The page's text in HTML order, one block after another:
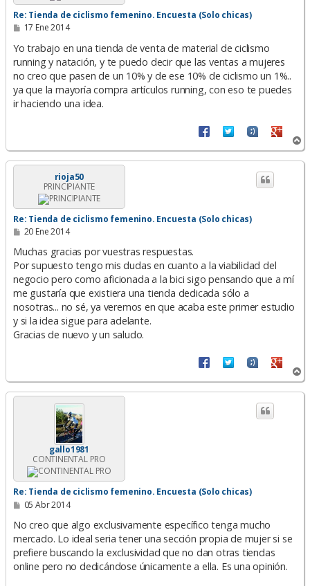
Re: Tienda de ciclismo femenino. Encuesta (Solo chicas)
M
n
a
j
e
17 Ene 2014
Yo trabajo en una tienda de venta de material de ciclismo
running y natación, y te puedo decir que las ventas a mujeres
no creo que pasen de un 10% y de ese 10% de ciclismo un 1%..
ya que la mayoría compra artículos running, con eso te puedes
ir haciendo una idea.
r
r
rioja50
PRINCIPIANTE
Re: Tienda de ciclismo femenino. Encuesta (Solo chicas)
M
n
a
j
e
20 Ene 2014
Muchas gracias por vuestras respuestas.
Por supuesto tengo mis dudas en cuanto a la viabilidad del
negocio pero como aficionada a la bici sigo pensando que a mí
me gustaría que existiera una tienda dedicada sólo a
nosotras... no sé, ya veremos en que acaba este primer estudio
y si la idea sigue para adelante.
Gracias de nuevo y un saludo.
r
r
gallo1981
CONTINENTAL PRO
Re: Tienda de ciclismo femenino. Encuesta (Solo chicas)
M
n
a
j
e
05 Abr 2014
No creo que algo exclusivamente específico tenga mucho
mercado. Lo ideal seria tener una sección propia de mujer si se
prefiere buscando la exclusividad que no dan otras tiendas
online pero no dedicándose únicamente a ella. Es una opinión.